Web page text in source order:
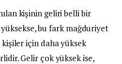
kişinin geliri belli bir
bu fark mağduriyet
kişiler için daha yüksek
Gelir çok yüksek ise,